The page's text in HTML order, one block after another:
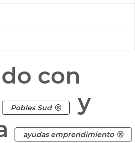
con
Pobles Sud
y
ayudas emprendimiento